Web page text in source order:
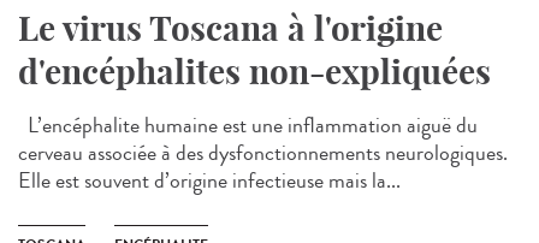
Le virus Toscana à l'origine
d'encéphalites non-expliquées
L’encéphalite humaine est une inflammation aiguë du
cerveau associée à des dysfonctionnements neurologiques.
Elle est souvent d’origine infectieuse mais la...